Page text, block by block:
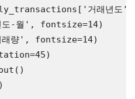
'거래년도'
도-월' , fontsize=14)
량' , fontsize=14)